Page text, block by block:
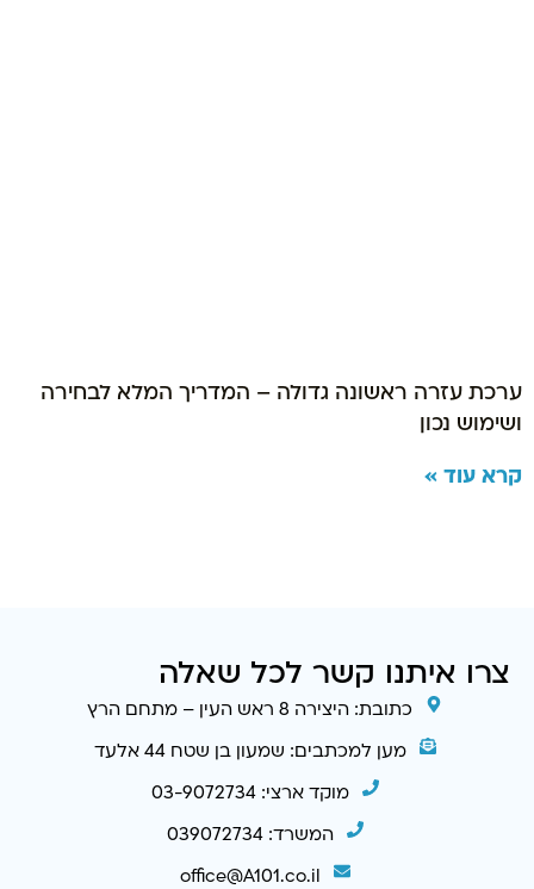
ערכת עזרה ראשונה גדולה – המדריך המלא לבחירה
ושימוש נכון
קרא עוד »
צרו איתנו קשר לכל שאלה
כתובת: היצירה 8 ראש העין – מתחם הרץ
מען למכתבים: שמעון בן שטח 44 אלעד
מוקד ארצי: 03-9072734
המשרד: 039072734
office@A101.co.il